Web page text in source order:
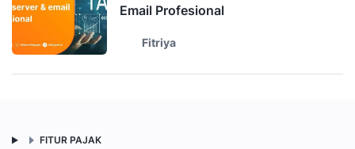
Email Profesional
Fitriya
FITUR PAJAK